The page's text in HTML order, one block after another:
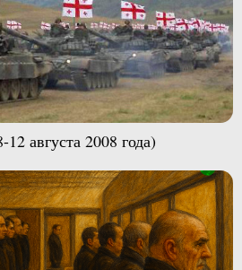
августа 2008 года)